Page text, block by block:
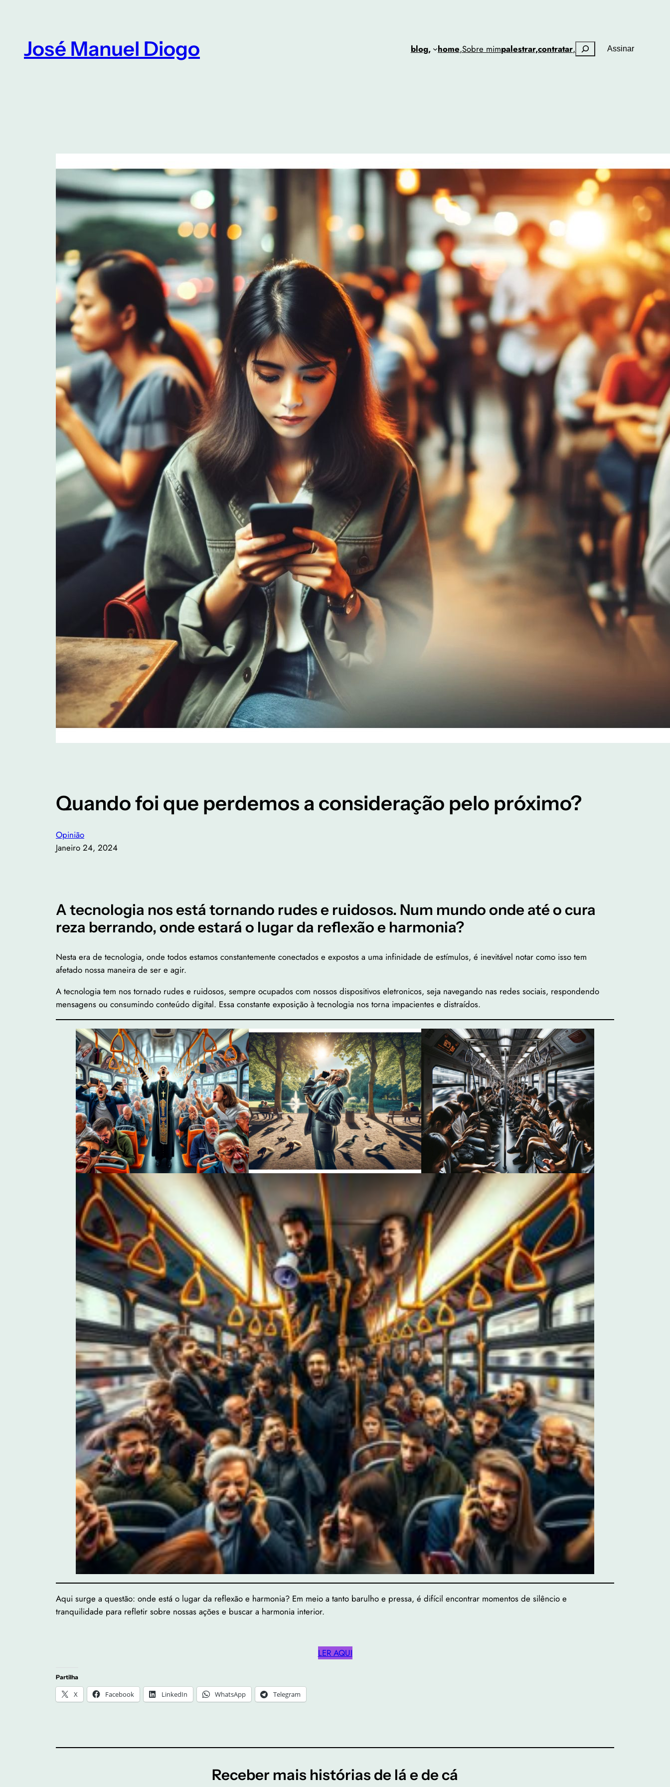
conteúdoJosé Manuel Diogo blog, home,Sobre mimpalestrar,contratar, PesquisarAssinar
Quando foi que perdemos a consideração pelo próximo?
Opinião
Janeiro 24, 2024
A tecnologia nos está tornando rudes e ruidosos. Num mundo onde até o cura
reza berrando, onde estará o lugar da reflexão e harmonia?
Nesta era de tecnologia, onde todos estamos constantemente conectados e expostos a uma infinidade de estímulos, é inevitável notar como isso tem
afetado nossa maneira de ser e agir.
A tecnologia tem nos tornado rudes e ruidosos, sempre ocupados com nossos dispositivos eletronicos, seja navegando nas redes sociais, respondendo
mensagens ou consumindo conteúdo digital. Essa constante exposição à tecnologia nos torna impacientes e distraídos.
Aqui surge a questão: onde está o lugar da reflexão e harmonia? Em meio a tanto barulho e pressa, é difícil encontrar momentos de silêncio e
tranquilidade para refletir sobre nossas ações e buscar a harmonia interior.
LER AQUI
Partilha
X Facebook LinkedIn WhatsApp Telegram
Receber mais histórias de lá e de cá